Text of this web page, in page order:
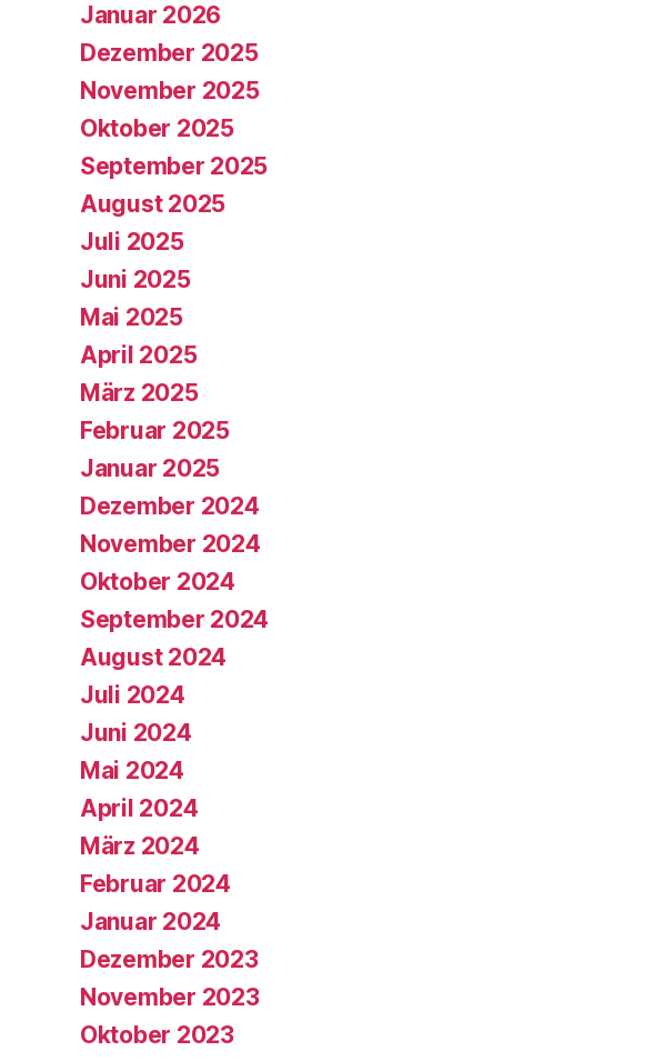
Januar 2026
Dezember 2025
November 2025
Oktober 2025
September 2025
August 2025
Juli 2025
Juni 2025
Mai 2025
April 2025
März 2025
Februar 2025
Januar 2025
Dezember 2024
November 2024
Oktober 2024
September 2024
August 2024
Juli 2024
Juni 2024
Mai 2024
April 2024
März 2024
Februar 2024
Januar 2024
Dezember 2023
November 2023
Oktober 2023